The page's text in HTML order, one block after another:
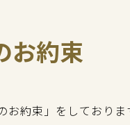
お約束
約束」をしておりま